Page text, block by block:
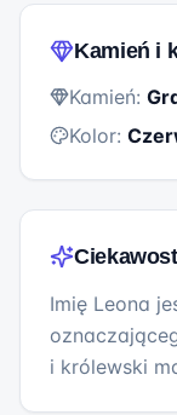
Kamień i
Kamień:
Kolor:
Imię Leona
i królewski